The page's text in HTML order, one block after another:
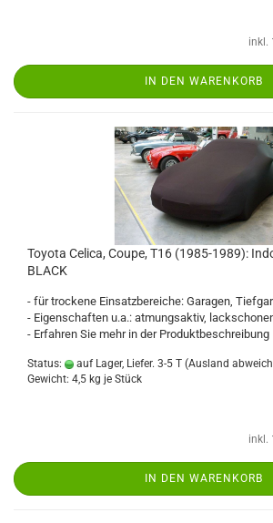
inkl.
IN DEN WARENKORB
Toyota Celica, Coupe, T16 (1985-1989):
BLACK
- für trockene Einsatzbereiche: Garagen,
- Eigenschaften u.a.: atmungsaktiv,
- Erfahren Sie mehr in der Produktbeschreibung
Status: auf Lager, Liefer. 3-5 T (Ausland
Gewicht: 4,5 kg je Stück
inkl.
IN DEN WARENKORB